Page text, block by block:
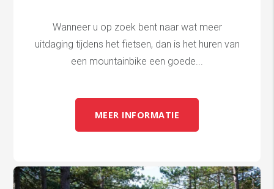
Wanneer u op zoek bent naar wat meer
uitdaging tijdens het fietsen, dan is het huren van
een mountainbike een goede...
MEER INFORMATIE